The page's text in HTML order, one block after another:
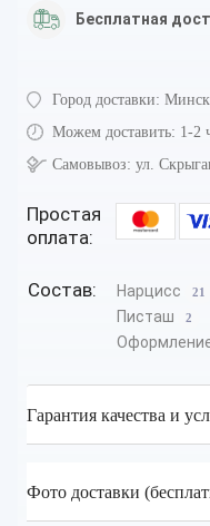
Бесплатная
Город доставки:
Можем доставить: 1-2
Самовывоз: ул.
Простая
оплата:
Состав: Нарцисс 21
Писташ 2
Гарантия качества и
Фото доставки